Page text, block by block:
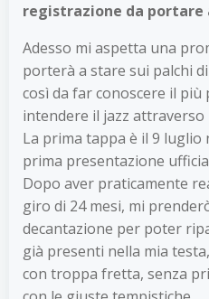
registrazione da portare
Adesso mi aspetta una
porterà a stare sui palchi
così da far conoscere il
intendere il jazz
La prima tappa è il 9 luglio
prima presentazione
Dopo aver praticamente
giro di 24 mesi, mi
decantazione per poter
già presenti nella mia
con troppa fretta, senza